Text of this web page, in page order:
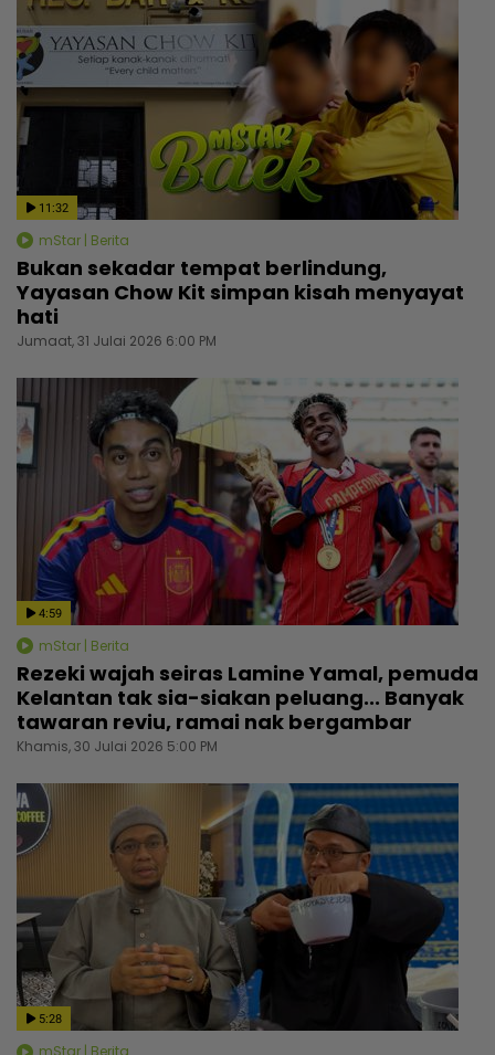
11:32
mStar | Berita
Bukan sekadar tempat berlindung,
Yayasan Chow Kit simpan kisah menyayat
hati
Jumaat, 31 Julai 2026 6:00 PM
4:59
mStar | Berita
Rezeki wajah seiras Lamine Yamal, pemuda
Kelantan tak sia-siakan peluang... Banyak
tawaran reviu, ramai nak bergambar
Khamis, 30 Julai 2026 5:00 PM
5:28